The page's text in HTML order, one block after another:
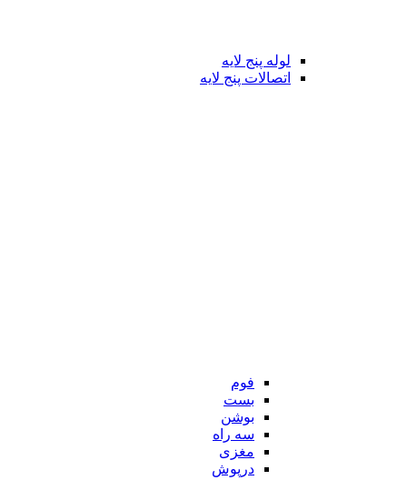
لوله پنج لایه
اتصالات پنج لایه
فوم
بست
بوشن
سه راه
مغزی
درپوش